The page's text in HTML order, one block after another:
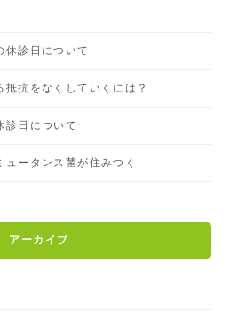
休診日について
抵抗をなくしていくには？
診日について
ュータンス菌が住みつく
アーカイブ